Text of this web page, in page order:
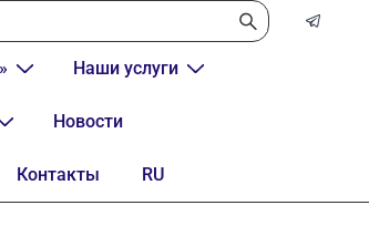
Наши услуги
Новости
Контакты RU